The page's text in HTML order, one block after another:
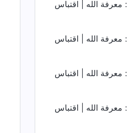
معرفة الله | اقتباس
معرفة الله | اقتباس
معرفة الله | اقتباس
معرفة الله | اقتباس